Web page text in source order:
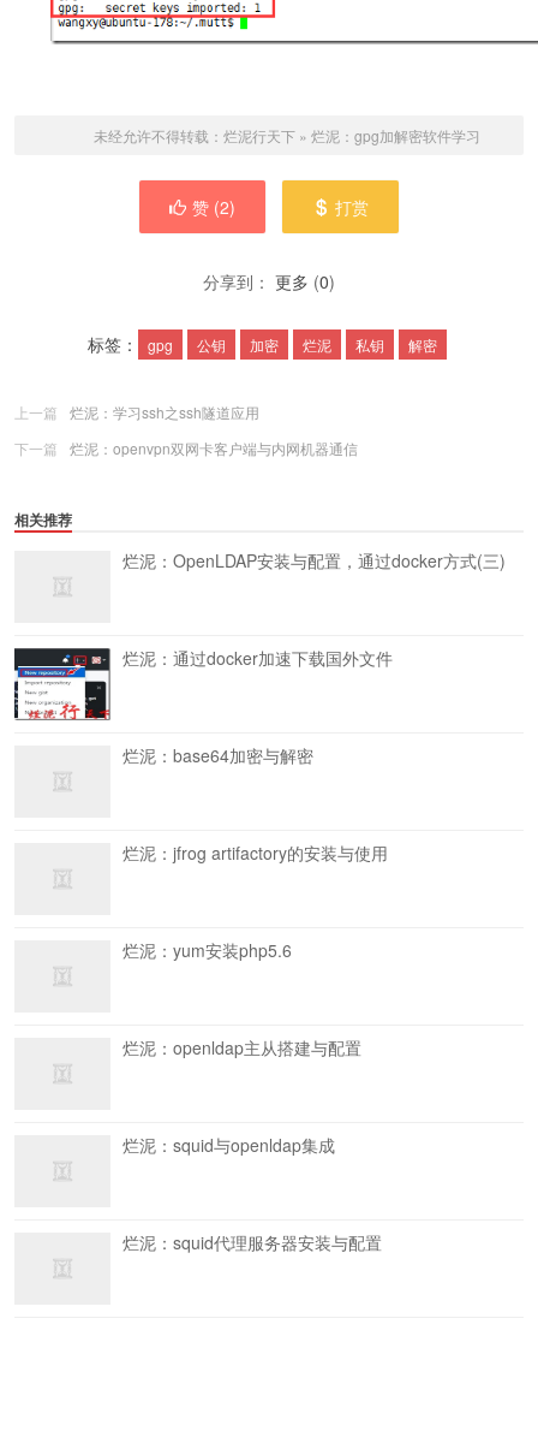
未经允许不得转载： 烂泥行天下 » 烂泥：gpg加解密软件学习
赞 (2) 打赏
分享到： 更多 (0)
标签： gpg 公钥 加密 烂泥 私钥 解密
上一篇
烂泥：学习ssh之ssh隧道应用
下一篇
烂泥：openvpn双网卡客户端与内网机器通信
相关推荐
烂泥：OpenLDAP安装与配置，通过docker方式(三)
烂泥：通过docker加速下载国外文件
烂泥：base64加密与解密
烂泥：jfrog artifactory的安装与使用
烂泥：yum安装php5.6
烂泥：openldap主从搭建与配置
烂泥：squid与openldap集成
烂泥：squid代理服务器安装与配置